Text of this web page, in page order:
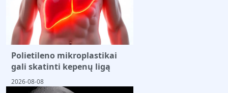
Polietileno mikroplastikai
gali skatinti kepenų ligą
2026-08-08